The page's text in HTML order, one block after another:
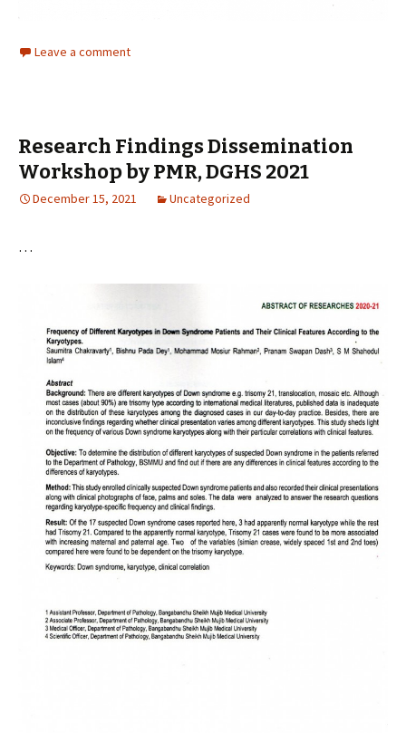
Leave a comment
Research Findings Dissemination
Workshop by PMR, DGHS 2021
December 15, 2021 Uncategorized
…